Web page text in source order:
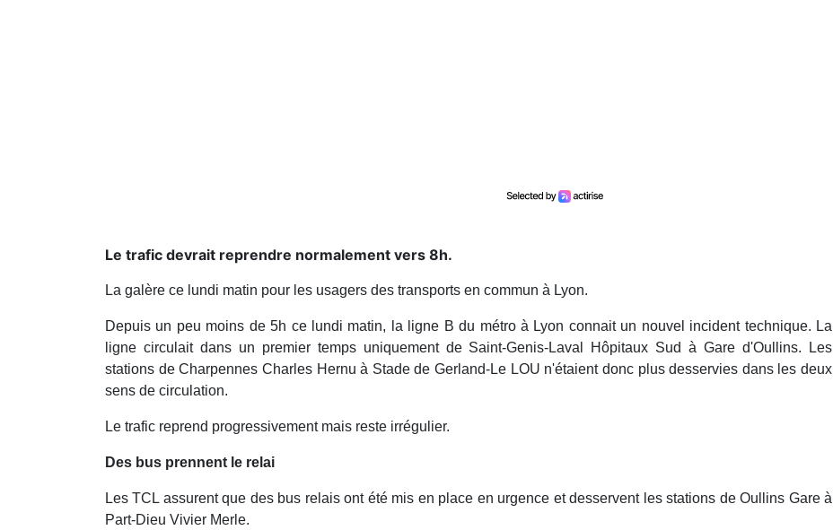
Le trafic devrait reprendre normalement vers 8h.
La galère ce lundi matin pour les usagers des transports en commun à Lyon.
Depuis un peu moins de 5h ce lundi matin, la ligne B du métro à Lyon connait un nouvel incident technique. La
ligne circulait dans un premier temps uniquement de Saint-Genis-Laval Hôpitaux Sud à Gare d'Oullins. Les
stations de Charpennes Charles Hernu à Stade de Gerland-Le LOU n'étaient donc plus desservies dans les deux
sens de circulation.
Le trafic reprend progressivement mais reste irrégulier.
Des bus prennent le relai
Les TCL assurent que des bus relais ont été mis en place en urgence et desservent les stations de Oullins Gare à
Part-Dieu Vivier Merle.